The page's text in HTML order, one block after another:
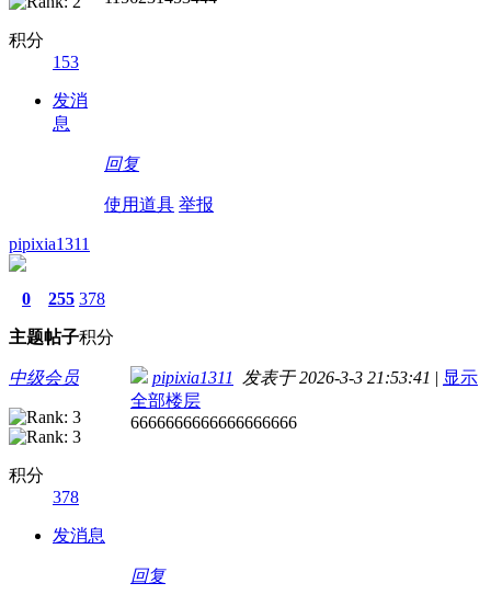
积分
153
发消
息
回复
使用道具 举报
pipixia1311
0
主题
255
帖子
378
积分
中级会员
积分
378
发消息
pipixia1311 发表于 2026-3-3 21:53:41 | 显示
全部楼层
6666666666666666666
回复